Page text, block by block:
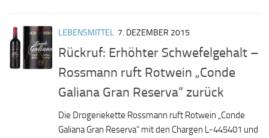
LEBENSMITTEL 7. DEZEMBER 2015
Rückruf: Erhöhter Schwefelgehalt –
Rossmann ruft Rotwein „Conde
Galiana Gran Reserva“ zurück
Die Drogeriekette Rossmann ruft Rotwein „Conde
Galiana Gran Reserva“ mit den Chargen L-445401 und